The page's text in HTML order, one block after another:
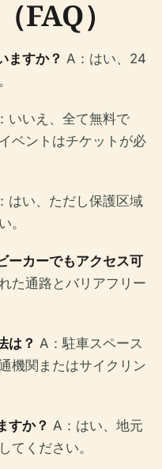
FAQ）
ますか？ A：はい、24
いいえ、全て無料で
ベントはチケットが必
はい、ただし保護区域
。
ーカーでもアクセス可
た通路とバリアフリー
は？ A：駐車スペース
機関またはサイクリン
すか？ A：はい、地元
てください。